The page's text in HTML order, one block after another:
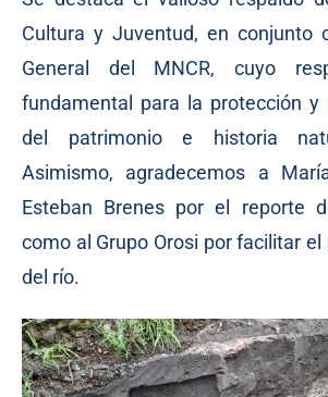
Cultura y Juventud, en conjunto
General del MNCR, cuyo
fundamental para la protección y
del patrimonio e historia
Asimismo, agradecemos a
Esteban Brenes por el reporte
como al Grupo Orosi por facilitar
del río.